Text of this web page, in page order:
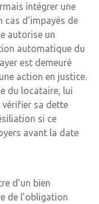
intégrer une
d’impayés de
autorise un
automatique du
est demeuré
action en justice.
du locataire, lui
vérifier sa dette
si ce
avant la date
d’un bien
de l’obligation